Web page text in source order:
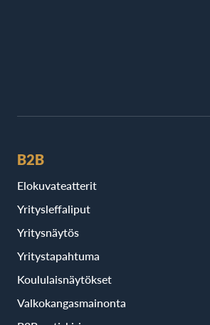
B2B
Elokuvateatterit
Yritysleffaliput
Yritysnäytös
Yritystapahtuma
Koululaisnäytökset
Valkokangasmainonta